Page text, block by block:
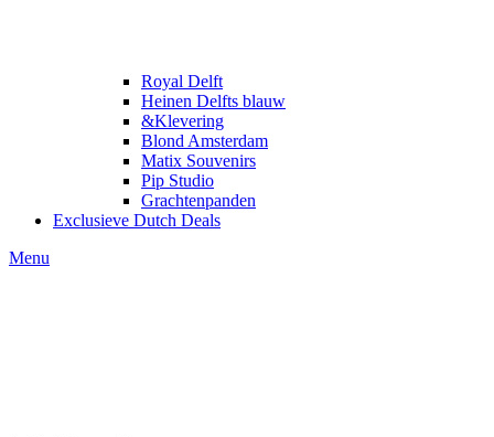
Royal Delft
Heinen Delfts blauw
&Klevering
Blond Amsterdam
Matix Souvenirs
Pip Studio
Grachtenpanden
Exclusieve Dutch Deals
Menu